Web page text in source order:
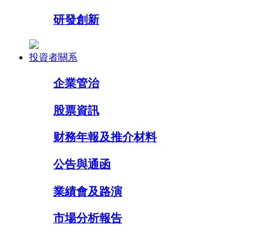
研發創新
投資者關系
企業管治
股票資訊
财務年報及推介材料
公告與通函
業績會及路演
市場分析報告